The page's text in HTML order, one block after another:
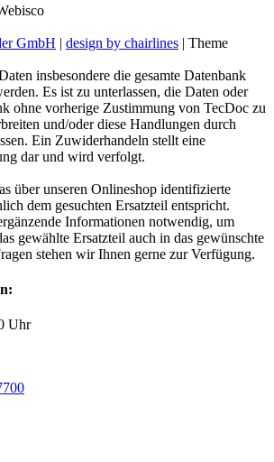
GmbH | design by chairlines | Theme
insbesondere die gesamte Datenbank
Es ist zu unterlassen, die Daten oder
ohne vorherige Zustimmung von TecDoc zu
und/oder diese Handlungen durch
Ein Zuwiderhandeln stellt eine
dar und wird verfolgt.
über unseren Onlineshop identifizierte
dem gesuchten Ersatzteil entspricht.
Informationen notwendig, um
gewählte Ersatzteil auch in das gewünschte
stehen wir Ihnen gerne zur Verfügung.
Uhr